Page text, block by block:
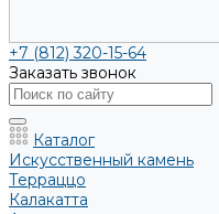
+7 (812) 320-15-64
Заказать звонок
Каталог
Искусственный камень
Терраццо
Калакатта